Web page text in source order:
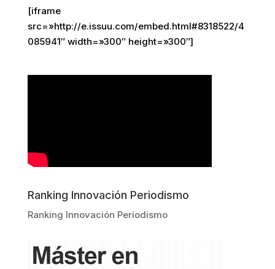
[iframe
src=»http://e.issuu.com/embed.html#8318522/4
085941″ width=»300″ height=»300″]
Ranking Innovación Periodismo
Ranking Innovación Periodismo